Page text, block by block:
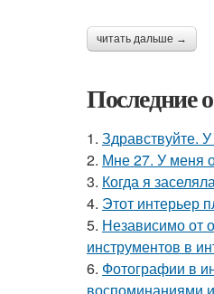
читать дальше →
Последние
1. Здравствуйте.
2. Мне 27. У меня
3. Когда я
4. Этот интерьер
5. Независимо от
инструментов в
6. Фотографии в